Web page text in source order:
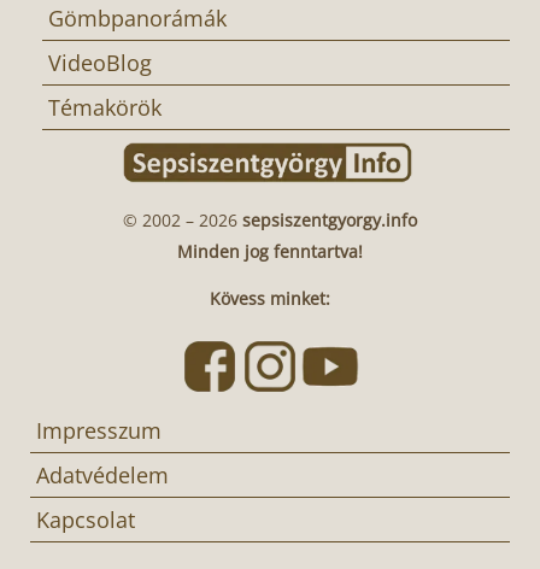
Gömbpanorámák
VideoBlog
Témakörök
© 2002 – 2026 sepsiszentgyorgy.info
Minden jog fenntartva!
Kövess minket:
Impresszum
Adatvédelem
Kapcsolat